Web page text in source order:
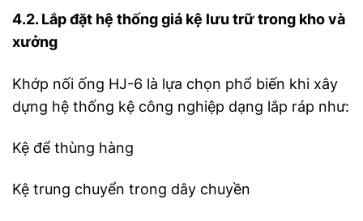
4.2. Lắp đặt hệ thống giá kệ lưu trữ trong kho và
xưởng
Khớp nối ống HJ-6 là lựa chọn phổ biến khi xây
dựng hệ thống kệ công nghiệp dạng lắp ráp như:
Kệ để thùng hàng
Kệ trung chuyển trong dây chuyền